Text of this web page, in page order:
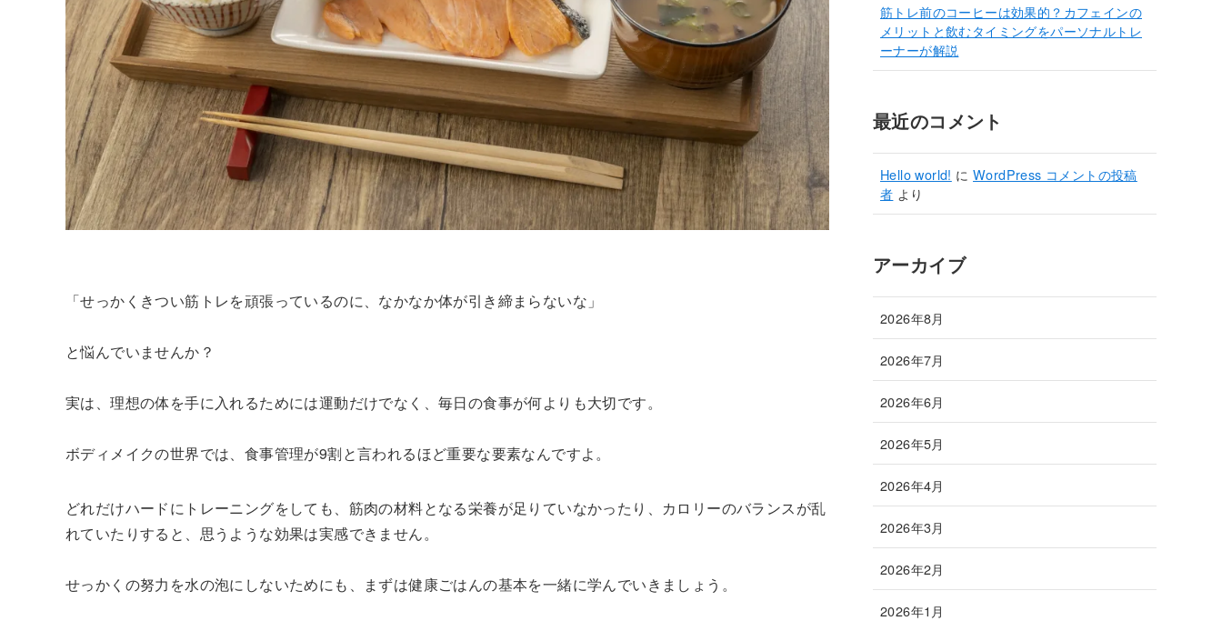
「せっかくきつい筋トレを頑張っているのに、なかなか体が引き締まらないな」
と悩んでいませんか？
実は、理想の体を手に入れるためには運動だけでなく、毎日の食事が何よりも大切です。
ボディメイクの世界では、食事管理が9割と言われるほど重要な要素なんですよ。
どれだけハードにトレーニングをしても、筋肉の材料となる栄養が足りていなかったり、カロリーのバランスが乱
れていたりすると、思うような効果は実感できません。
せっかくの努力を水の泡にしないためにも、まずは健康ごはんの基本を一緒に学んでいきましょう。
筋トレ前のコーヒーは効果的？カフェインの
メリットと飲むタイミングをパーソナルトレ
ーナーが解説
最近のコメント
Hello world! にWordPress コメントの投稿
者 より
アーカイブ
2026年8月
2026年7月
2026年6月
2026年5月
2026年4月
2026年3月
2026年2月
2026年1月